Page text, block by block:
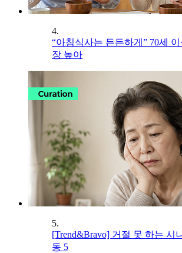
4.
“아침식사는 든든하게” 70세
장 높아
5.
[Trend&Bravo] 거절 못 하는 시
동 5